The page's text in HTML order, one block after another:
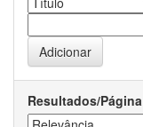
Resultados/Página